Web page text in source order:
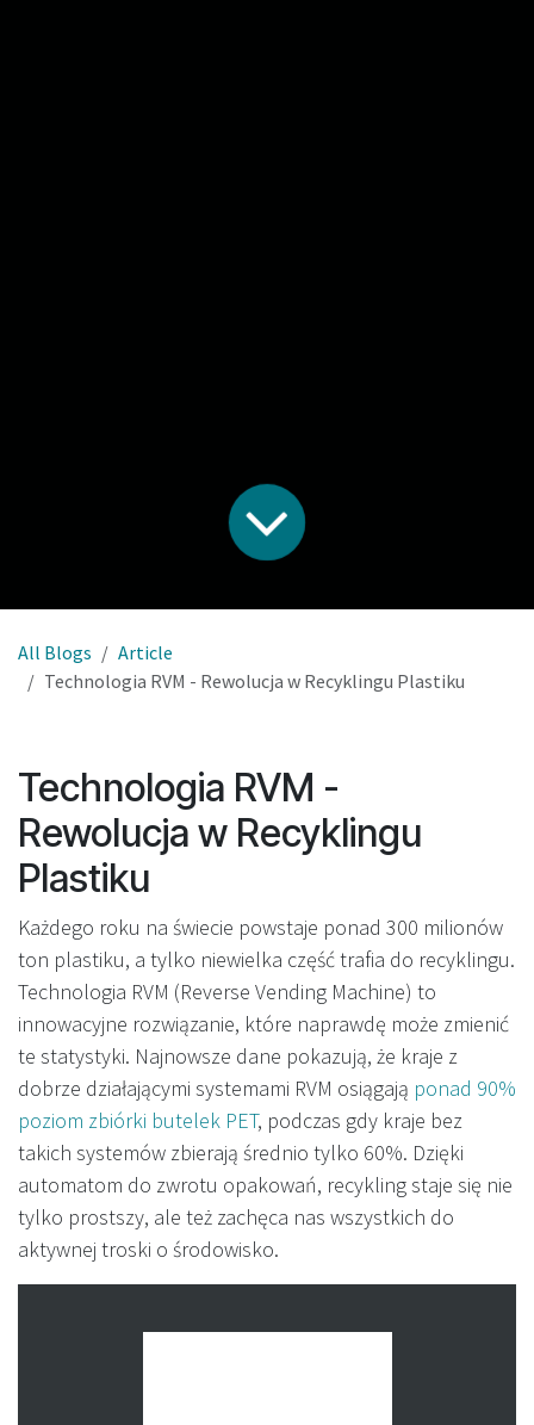
All Blogs
Article
Technologia RVM - Rewolucja w Recyklingu Plastiku
Technologia RVM -
Rewolucja w Recyklingu
Plastiku
Każdego roku na świecie powstaje ponad 300 milionów
ton plastiku, a tylko niewielka część trafia do recyklingu.
Technologia RVM (Reverse Vending Machine) to
innowacyjne rozwiązanie, które naprawdę może zmienić
te statystyki. Najnowsze dane pokazują, że kraje z
dobrze działającymi systemami RVM osiągają ponad 90%
poziom zbiórki butelek PET, podczas gdy kraje bez
takich systemów zbierają średnio tylko 60%. Dzięki
automatom do zwrotu opakowań, recykling staje się nie
tylko prostszy, ale też zachęca nas wszystkich do
aktywnej troski o środowisko.